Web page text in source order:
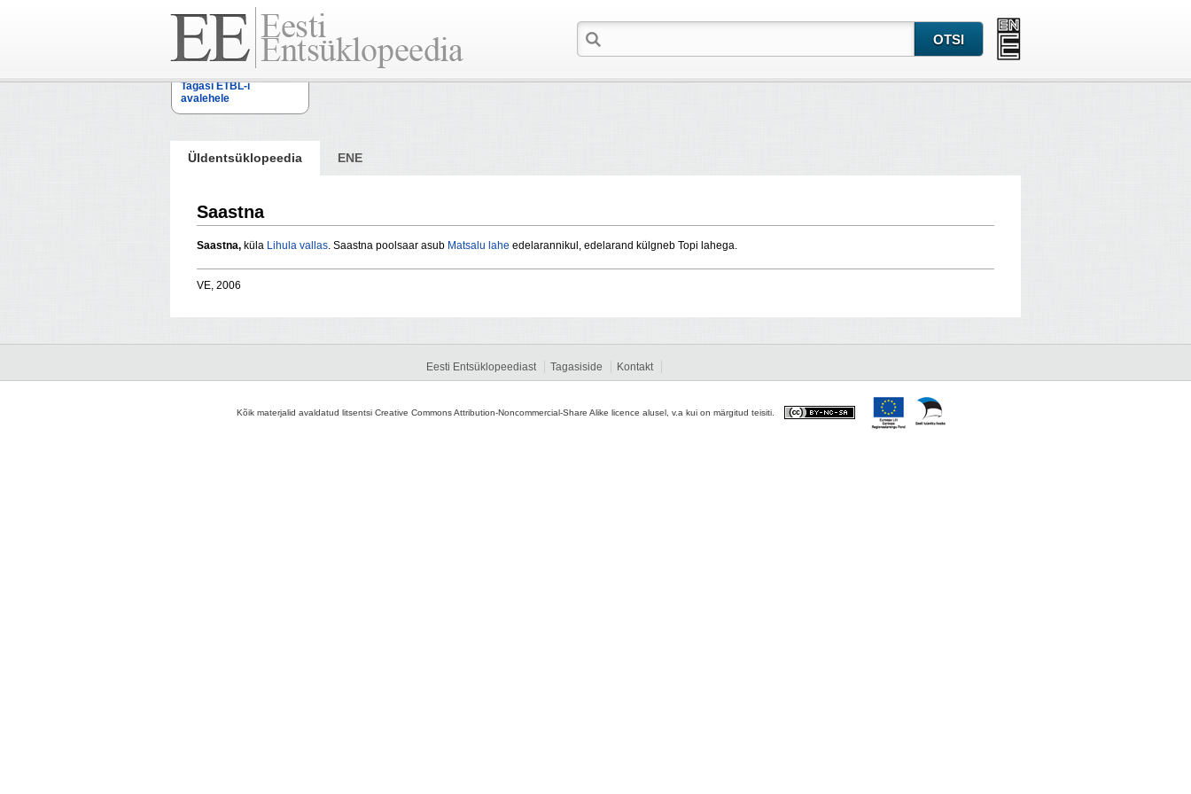
Tagasi ETBL-i
avalehele
Üldentsüklopeedia ENE
Saastna
Saastna, küla Lihula vallas. Saastna poolsaar asub Matsalu lahe edelarannikul, edelarand külgneb Topi lahega.
VE, 2006
Eesti Entsüklopeediast Tagasiside Kontakt
Kõik materjalid avaldatud litsentsi Creative Commons Attribution-Noncommercial-Share Alike licence alusel, v.a kui on märgitud teisiti.